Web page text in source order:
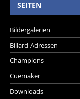
SEITEN
Bildergalerien
Billard-Adressen
Champions
Cuemaker
Downloads